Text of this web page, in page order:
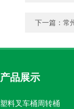
下一篇： 常
产品展示
塑料叉车桶周转桶